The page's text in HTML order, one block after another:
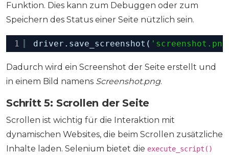
Funktion. Dies kann zum Debuggen oder zum
Speichern des Status einer Seite nützlich sein.
1 driver.save_screenshot(
Dadurch wird ein Screenshot der Seite erstellt und
in einem Bild namens Screenshot.png.
Schritt 5: Scrollen der Seite
Scrollen ist wichtig für die Interaktion mit
dynamischen Websites, die beim Scrollen zusätzliche
Inhalte laden. Selenium bietet die execute_script()